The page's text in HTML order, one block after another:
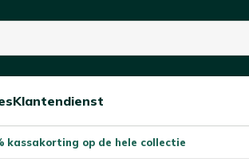
sluitOpen/sluit
Klantendienst
kassakorting op de hele collectie